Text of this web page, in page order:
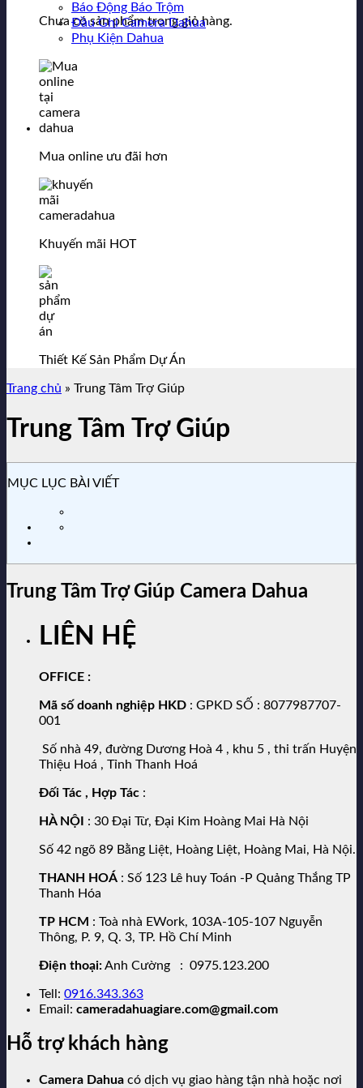
Chưa có sản phẩm trong giỏ hàng.
Báo Động Báo Trộm
Đầu Ghi Camera Dahua
Phụ Kiện Dahua
Mua online ưu đãi hơn
Khuyến mãi HOT
Thiết Kế Sản Phẩm Dự Án
Trang chủ » Trung Tâm Trợ Giúp
Trung Tâm Trợ Giúp
MỤC LỤC BÀI VIẾT
Trung Tâm Trợ Giúp Camera Dahua
LIÊN HỆ
OFFICE :
Mã số doanh nghiệp HKD : GPKD SỐ : 8077987707-
001
Số nhà 49, đường Dương Hoà 4 , khu 5 , thi trấn Huyện
Thiệu Hoá , Tỉnh Thanh Hoá
Đối Tác , Hợp Tác :
HÀ NỘI : 30 Đại Từ, Đại Kim Hoàng Mai Hà Nội
Số 42 ngõ 89 Bằng Liệt, Hoàng Liệt, Hoàng Mai, Hà Nội.
THANH HOÁ : Số 123 Lê huy Toán -P Quảng Thắng TP
Thanh Hóa
TP HCM : Toà nhà EWork, 103A-105-107 Nguyễn
Thông, P. 9, Q. 3, TP. Hồ Chí Minh
Điện thoại:Anh Cường : 0975.123.200
Tell: 0916.343.363
Email: cameradahuagiare.com@gmail.com
Hỗ trợ khách hàng
Camera Dahua có dịch vụ giao hàng tận nhà hoặc nơi